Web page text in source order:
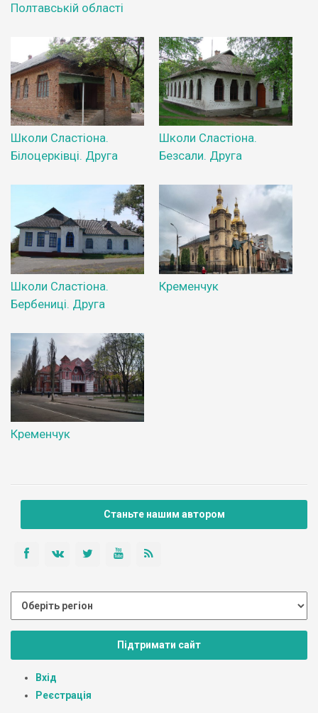
Полтавській області
Школи Сластіона.
Білоцерківці. Друга
Школи Сластіона.
Безсали. Друга
Школи Сластіона.
Бербениці. Друга
Кременчук
Кременчук
Станьте нашим автором
Підтримати сайт
Вхід
Реєстрація